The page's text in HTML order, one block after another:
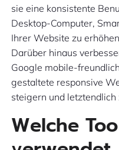
sie eine konsistente
Desktop-Computer,
Ihrer Website zu
Darüber hinaus
Google mobile-
gestaltete responsive
steigern und
Welche